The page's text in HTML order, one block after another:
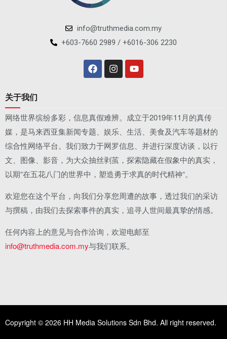
info@truthmedia.com.my
+603-7660 2989 / +6016-306 2230
关于我们
网络世界缤纷多彩，信息真假难辨。成立于2019年11月的真传
媒，是马来西亚集新闻专题、娱乐、生活、美食及汽车等题材的
综合性网络平台。我们致力于网罗信息、并进行深度访谈，以行
文、图像、影音，为大众抽丝剥茧，探索隐藏在假象中的真实，
以期“在五花八门的世界中，塑造勇于求真的时代精神“。
欢迎您在这个平台，向我们分享您周遭的故事，透过我们的采访
与撰稿，由我们去探索事件的真实，追寻人世间最真挚的情感。
任何内容上的意见与合作洽询，欢迎电邮至
info@truthmedia.com.my与我们联系。
Copyright © 2026 HH Media Solutions Sdn Bhd. All right reserved.